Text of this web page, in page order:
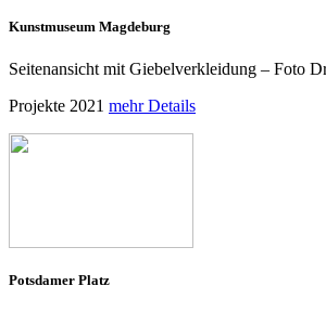
Kunstmuseum Magdeburg
Seitenansicht mit Giebelverkleidung – Foto
Projekte 2021 mehr Details
Potsdamer Platz